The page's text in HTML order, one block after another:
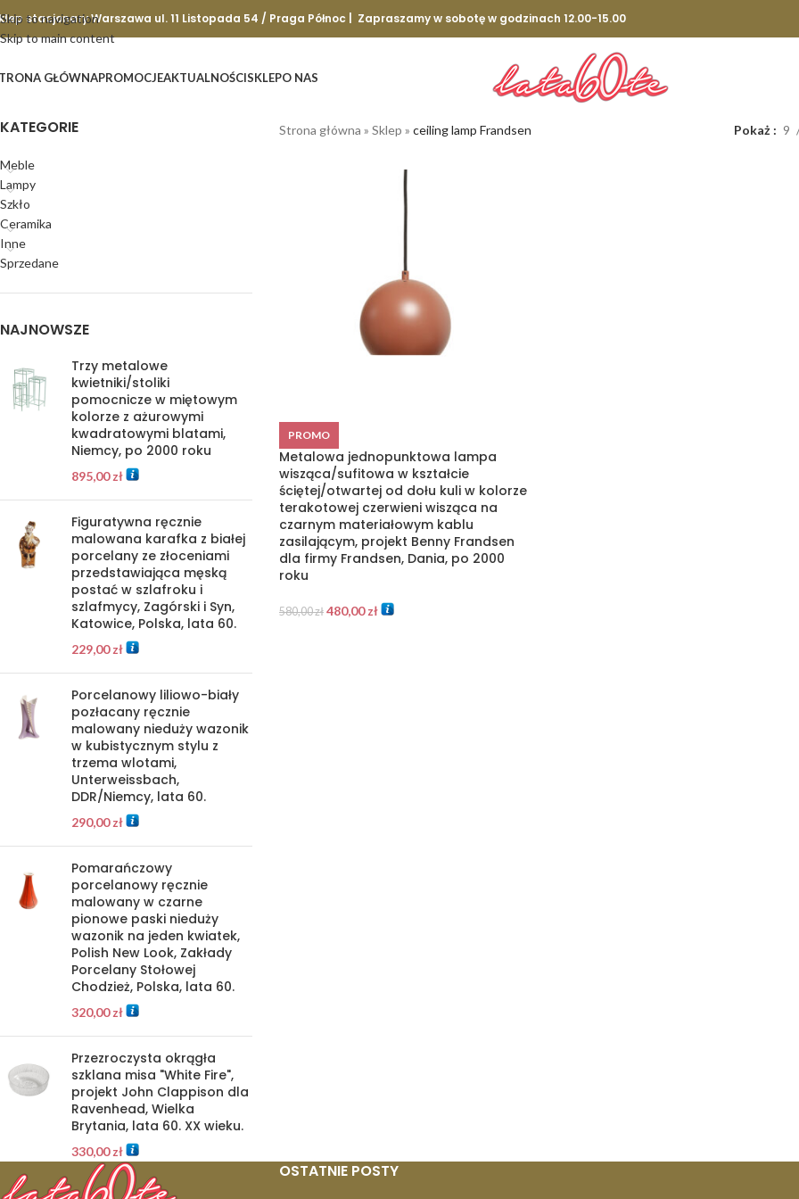
Skip to navigation
Skip to main content
stacjonary Warszawa ul. 11 Listopada 54 / Praga Północ | Zapraszamy w sobotę w godzinach 12.00-15.00
GŁÓWNAPROMOCJEAKTUALNOŚCISKLEPO NAS
KATEGORIE
Meble
Lampy
Szkło
Ceramika
Inne
Sprzedane
NAJNOWSZE
Trzy metalowe
kwietniki/stoliki
pomocnicze w miętowym
kolorze z ażurowymi
kwadratowymi blatami,
Niemcy, po 2000 roku
895,00zł
Figuratywna ręcznie
malowana karafka z białej
porcelany ze złoceniami
przedstawiająca męską
postać w szlafroku i
szlafmycy, Zagórski i Syn,
Katowice, Polska, lata 60.
229,00zł
Porcelanowy liliowo-biały
pozłacany ręcznie
malowany nieduży wazonik
w kubistycznym stylu z
trzema wlotami,
Unterweissbach,
DDR/Niemcy, lata 60.
290,00zł
Pomarańczowy
porcelanowy ręcznie
malowany w czarne
pionowe paski nieduży
wazonik na jeden kwiatek,
Polish New Look, Zakłady
Porcelany Stołowej
Chodzież, Polska, lata 60.
320,00zł
Przezroczysta okrągła
szklana misa "White Fire",
projekt John Clappison dla
Ravenhead, Wielka
Brytania, lata 60. XX wieku.
330,00zł
Strona główna » Sklep » ceiling lamp Frandsen Pokaż 9
PROMO
Metalowa jednopunktowa lampa
wisząca/sufitowa w kształcie
ściętej/otwartej od dołu kuli w kolorze
terakotowej czerwieni wisząca na
czarnym materiałowym kablu
zasilającym, projekt Benny Frandsen
dla firmy Frandsen, Dania, po 2000
roku
580,00zł 480,00zł
OSTATNIE POSTY